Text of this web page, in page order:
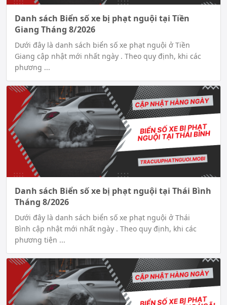
Danh sách Biển số xe bị phạt nguội tại Tiền
Giang Tháng 8/2026
Dưới đây là danh sách biển số xe phạt nguội ở Tiền
Giang cập nhật mới nhất ngày . Theo quy định, khi các
phương ...
Danh sách Biển số xe bị phạt nguội tại Thái Bình
Tháng 8/2026
Dưới đây là danh sách biển số xe phạt nguội ở Thái
Bình cập nhật mới nhất ngày . Theo quy định, khi các
phương tiện ...